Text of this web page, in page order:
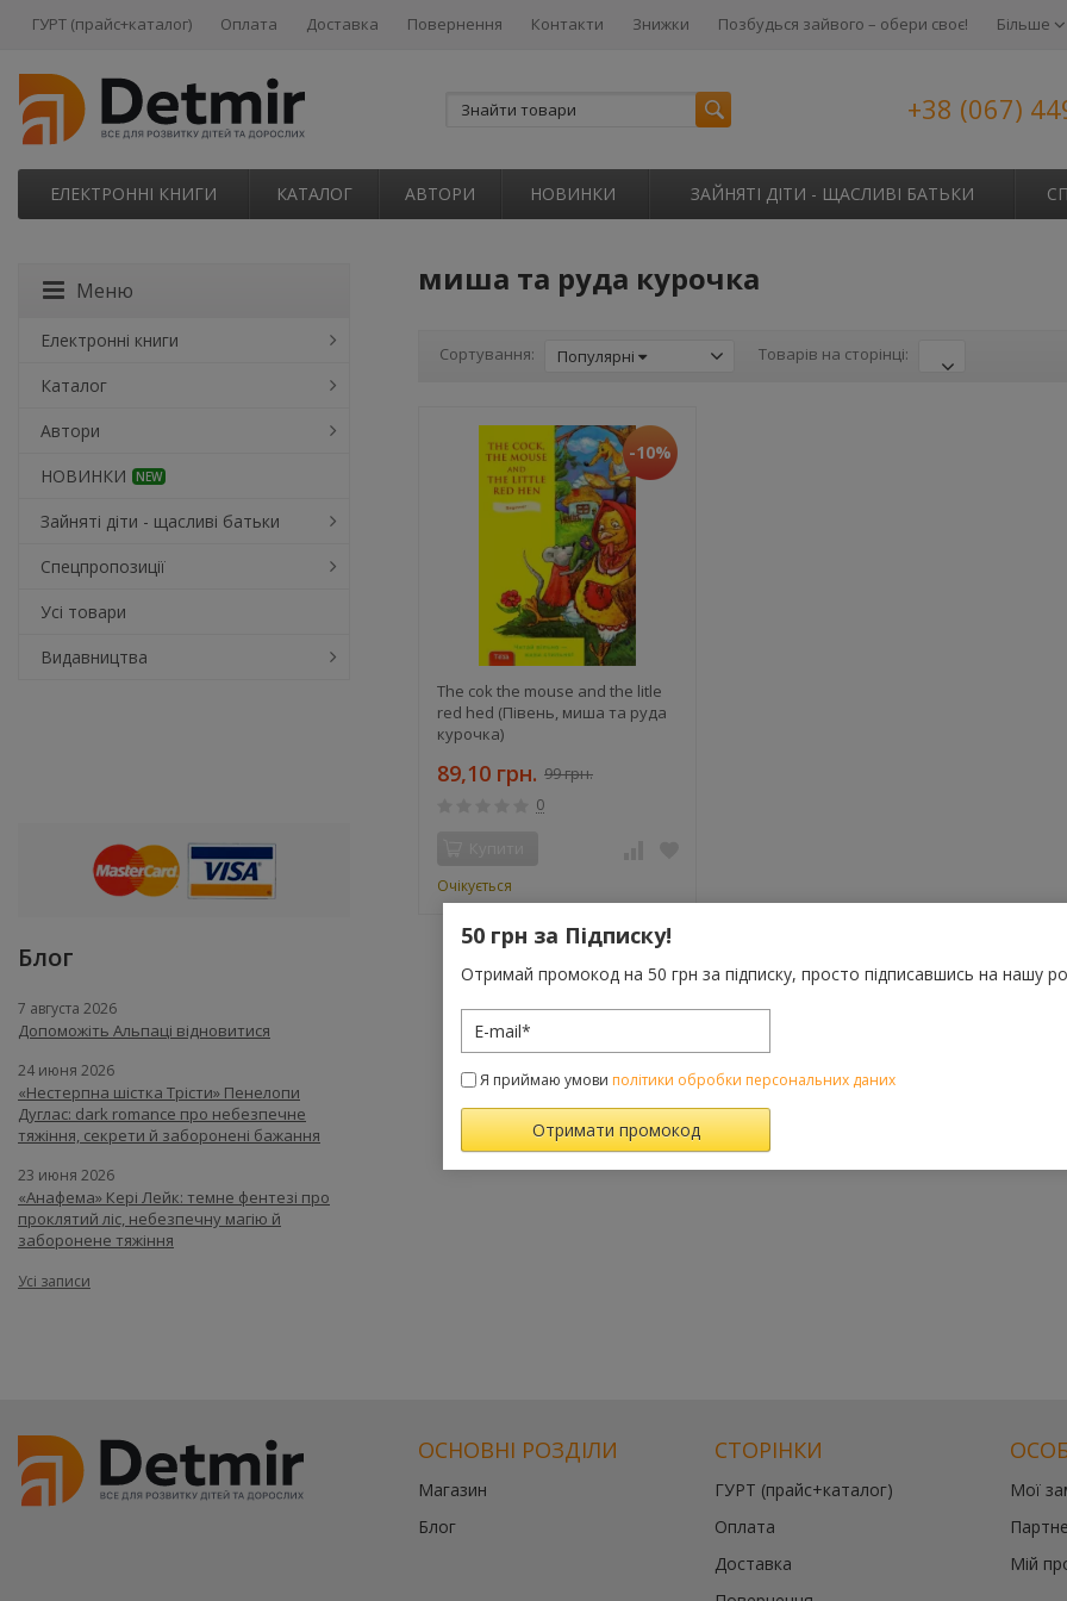
ГУРТ (прайс+каталог) Оплата Доставка Повернення Контакти Знижки Позбудься зайвого – обери своє! Більше
+38 (067)
ЕЛЕКТРОННІ КНИГИ КАТАЛОГ АВТОРИ НОВИНКИ ЗАЙНЯТІ ДІТИ - ЩАСЛИВІ БАТЬКИ
миша та руда курочка
Сортування: Популярні Товарів на сторінці:
-10%
The cok the mouse and the litle
red hed (Півень, миша та руда
курочка)
89,10 грн. 99 грн.
0
Очікується
Меню
Електронні книги
Каталог
Автори
НОВИНКИ
NEW
Зайняті діти - щасливі батьки
Спецпропозиції
Усі товари
Видавництва
Блог
7 августа 2026
Допоможіть Альпаці відновитися
24 июня 2026
«Нестерпна шістка Трісти» Пенелопи
Дуглас: dark romance про небезпечне
тяжіння, секрети й заборонені бажання
23 июня 2026
«Анафема» Кері Лейк: темне фентезі про
проклятий ліс, небезпечну магію й
заборонене тяжіння
Усі записи
ОСНОВНІ РОЗДІЛИ
Магазин
Блог
СТОРІНКИ
ГУРТ (прайс+каталог)
Оплата
Доставка
Мої
Мій
50 грн за Підписку!
Отримай промокод на 50 грн за підписку, просто підписавшись на нашу
Я приймаю умови політики обробки персональних даних